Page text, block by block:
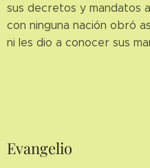
sus decretos y mandatos
con ninguna nación obró
ni les dio a conocer sus
Evangelio